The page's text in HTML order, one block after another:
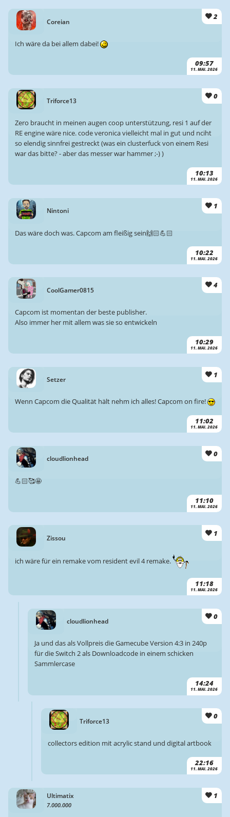
Coreian
2
09:57
11. MAI. 2026
Ich wäre da bei allem dabei!
Triforce13
0
10:13
11. MAI. 2026
Zero braucht in meinen augen coop unterstützung, resi 1 auf der
RE engine wäre nice. code veronica vielleicht mal in gut und nciht
so elendig sinnfrei gestreckt (was ein clusterfuck von einem Resi
war das bitte? - aber das messer war hammer ;-) )
Nintoni
1
10:22
11. MAI. 2026
Das wäre doch was. Capcom am fleißig sein🙌🏻💪🏻
CoolGamer0815
4
10:29
11. MAI. 2026
Capcom ist momentan der beste publisher.
Also immer her mit allem was sie so entwickeln
Setzer
1
11:02
11. MAI. 2026
Wenn Capcom die Qualität hält nehm ich alles! Capcom on fire!
cloudlionhead
0
11:10
11. MAI. 2026
💪🏻🥰🤩
Zissou
1
11:18
11. MAI. 2026
ich wäre für ein remake vom resident evil 4 remake.
cloudlionhead
0
14:24
11. MAI. 2026
Ja und das als Vollpreis die Gamecube Version 4:3 in 240p
für die Switch 2 als Downloadcode in einem schicken
Sammlercase
Triforce13
0
22:16
11. MAI. 2026
collectors edition mit acrylic stand und digital artbook
Ultimatix
7.000.000
1